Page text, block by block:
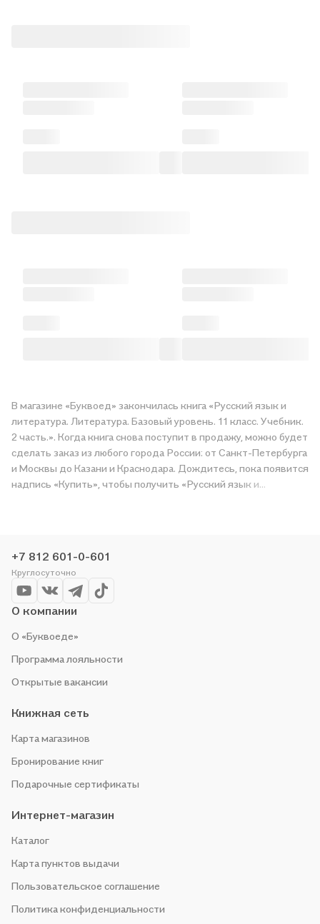
В магазине «Буквоед» закончилась книга «Русский язык и
литература. Литература. Базовый уровень. 11 класс. Учебник.
2 часть.». Когда книга снова поступит в продажу, можно будет
сделать заказ из любого города России: от Санкт-Петербурга
и Москвы до Казани и Краснодара. Дождитесь, пока появится
надпись «Купить», чтобы получить «Русский язык и
организуем конкурсы и проводим акции. Оставайтесь с нами,
чтобы не упустить выгоду!
+7 812 601-0-601
Круглосуточно
О компании
О «Буквоеде»
Программа лояльности
Открытые вакансии
Книжная сеть
Карта магазинов
Бронирование книг
Подарочные сертификаты
Интернет-магазин
Каталог
Карта пунктов выдачи
Пользовательское соглашение
Политика конфиденциальности